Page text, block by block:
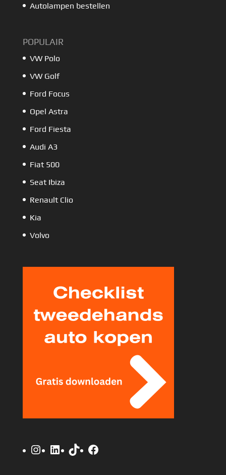
Autolampen bestellen
POPULAIR
VW Polo
VW Golf
Ford Focus
Opel Astra
Ford Fiesta
Audi A3
Fiat 500
Seat Ibiza
Renault Clio
Kia
Volvo
Instagram
LinkedIn
TikTokFacebook